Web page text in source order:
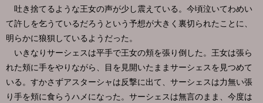
吐き捨てるような王女の声が少し震えている。今頃泣いてわめい
て許しを乞うているだろうという予想が大きく裏切られたことに、
明らかに狼狽しているようだった。
いきなりサーシェスは平手で王女の頬を張り倒した。王女は張ら
れた頬に手をやりながら、目を見開いたままサーシェスを見つめて
いる。すかさずアスターシャは反撃に出て、サーシェスは力無い張
り手を頬に食らうハメになった。サーシェスは無言のまま、今度は